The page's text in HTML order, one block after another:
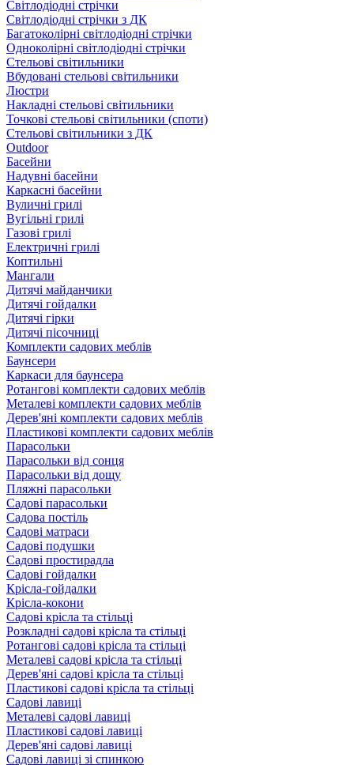
Світлодіодні стрічки
Світлодіодні стрічки з ДК
Багатоколірні світлодіодні стрічки
Одноколірні світлодіодні стрічки
Стельові світильники
Вбудовані стельові світильники
Люстри
Накладні стельові світильники
Точкові стельові світильники (споти)
Стельові світильники з ДК
Outdoor
Басейни
Надувні басейни
Каркасні басейни
Вуличні грилі
Вугільні грилі
Газові грилі
Електричні грилі
Коптильні
Мангали
Дитячі майданчики
Дитячі гойдалки
Дитячі гірки
Дитячі пісочниці
Комплекти садових меблів
Баунсери
Каркаси для баунсера
Ротангові комплекти садових меблів
Металеві комплекти садових меблів
Дерев'яні комплекти садових меблів
Пластикові комплекти садових меблів
Парасольки
Парасольки від сонця
Парасольки від дощу
Пляжні парасольки
Садові парасольки
Садова постіль
Садові матраси
Садові подушки
Садові простирадла
Садові гойдалки
Крісла-гойдалки
Крісла-кокони
Садові крісла та стільці
Розкладні садові крісла та стільці
Ротангові садові крісла та стільці
Металеві садові крісла та стільці
Дерев'яні садові крісла та стільці
Пластикові садові крісла та стільці
Садові лавиці
Металеві садові лавиці
Пластикові садові лавиці
Дерев'яні садові лавиці
Садові лавиці зі спинкою